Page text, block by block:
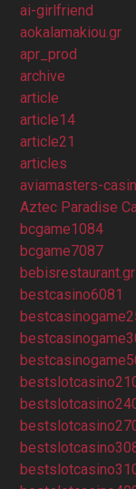
ai-girlfriend
aokalamakiou.gr
apr_prod
archive
article
article14
article21
articles
aviamasters-
Aztec Paradise
bcgame1084
bcgame7087
bebisrestaurant.gr
bestcasino6081